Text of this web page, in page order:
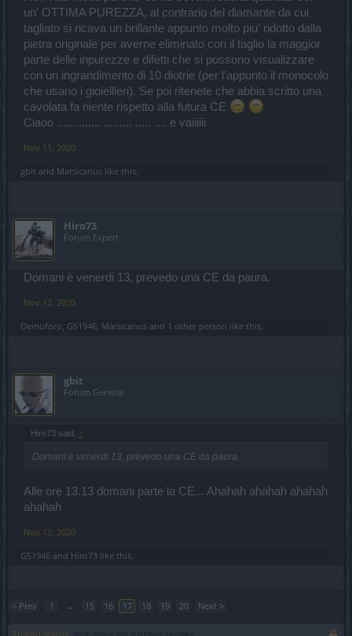
un' OTTIMA PUREZZA, al contrario del diamante da cui
tagliato si ricava un brillante appunto molto piu' ridotto dalla
pietra originale per averne eliminato con il taglio la maggior
parte delle inpurezze e difetti che si possono visualizzare
con un ingrandimento di 10 diotrie (per l'appunto il monocolo
che usano i gioiellieri). Se poi ritenete che abbia scritto una
cavolata fa niente rispetto alla futura CE
Ciaoo .............. ......... ..... .... e vaiiiiii
Nov 11, 2020
gbit and Marsicanus like this.
Hiro73
Forum Expert
Domani è venerdi 13, prevedo una CE da paura.
Nov 12, 2020
Deinoforo, GS1946, Marsicanus and 1 other person like this.
gbit
Forum General
Hiro73 said: ↑
Domani è venerdi 13, prevedo una CE da paura.
Alle ore 13.13 domani parte la CE... Ahahah ahahah ahahah
ahahah
Nov 12, 2020
GS1946 and Hiro73 like this.
< Prev 1 ← 15 16 17 18 19 20 Next >